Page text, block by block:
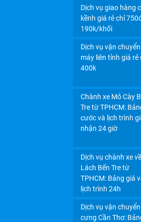
TỈNH: UY TÍN,
TẬN NƠI TRONG
Dịch vụ giao hàng
kềnh giá rẻ chỉ
190k/khối
Dịch vụ vận
máy liên tỉnh giá rẻ
400k
Chành xe Mỏ Cày
Tre từ TPHCM:
cước và lịch trình
nhận 24 giờ
Dịch vụ chành xe
Lách Bến Tre từ
TPHCM: Bảng giá
lịch trình 24h
Dịch vụ vận
cưng Cần Thơ: